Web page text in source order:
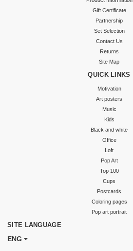
Gift Certificate
Partnership
Set Selection
Contact Us
Returns
Site Map
QUICK LINKS
Motivation
Art posters
Music
Kids
Black and white
Office
Loft
Pop Art
Top 100
Cups
Postcards
Coloring pages
Pop art portrait
SITE LANGUAGE
ENG